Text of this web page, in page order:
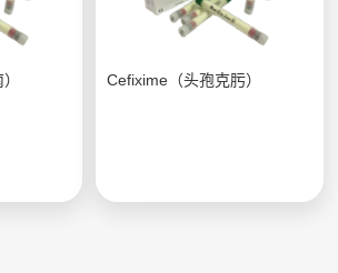
Cefixime（头孢克肟）